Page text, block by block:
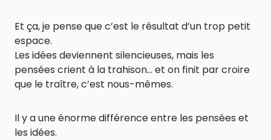
Et ça, je pense que c’est le résultat d’un trop petit
espace.
Les idées deviennent silencieuses, mais les
pensées crient à la trahison… et on finit par croire
que le traître, c’est nous-mêmes.
Il y a une énorme différence entre les pensées et
les idées.